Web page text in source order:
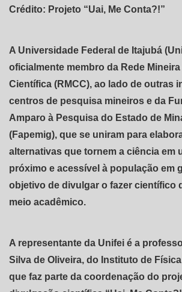
Crédito: Projeto “Uai, Me Conta?!”
A Universidade Federal de Itajubá
oficialmente membro da Rede
Científica (RMCC), ao lado de outras
centros de pesquisa mineiros e da
Amparo à Pesquisa do Estado de
(Fapemig), que se uniram para
alternativas que tornem a ciência em
próximo e acessível à população em
objetivo de divulgar o fazer científico
meio acadêmico.
A representante da Unifei é a
Silva de Oliveira, do Instituto de Física
que faz parte da coordenação do